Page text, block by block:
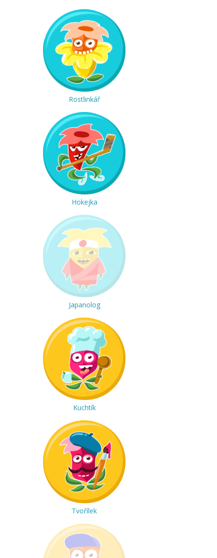
Rostlinkář
Hokejka
Japanolog
Kuchtík
Tvořílek